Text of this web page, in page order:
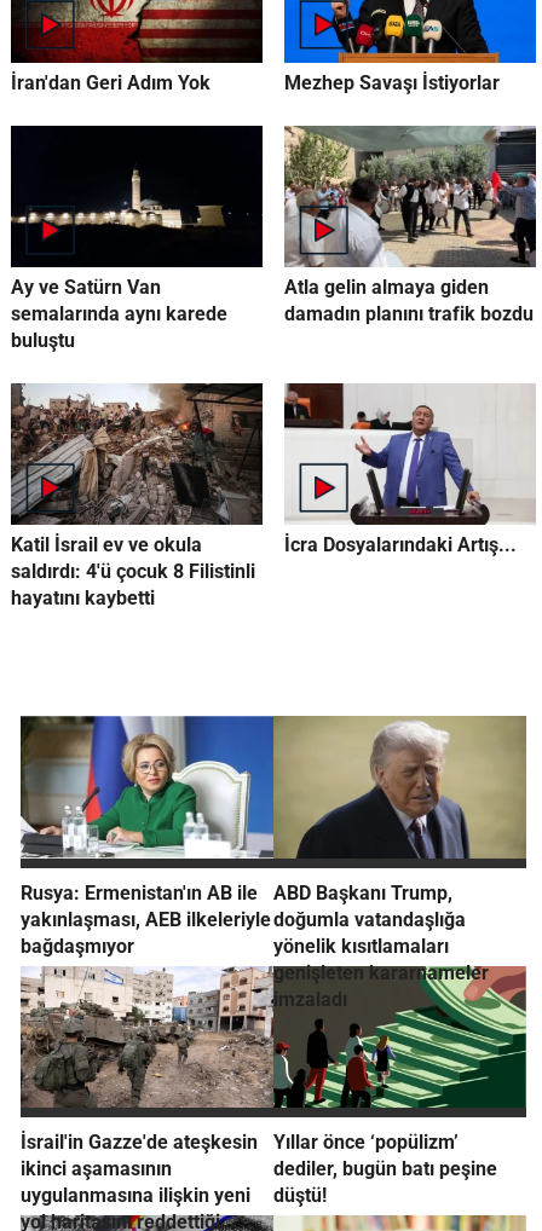
İran'dan Geri Adım Yok Mezhep Savaşı İstiyorlar
Ay ve Satürn Van
semalarında aynı karede
buluştu
Atla gelin almaya giden
damadın planını trafik bozdu
Katil İsrail ev ve okula
saldırdı: 4'ü çocuk 8 Filistinli
hayatını kaybetti
İcra Dosyalarındaki Artış...
Rusya: Ermenistan'ın AB ile
yakınlaşması, AEB ilkeleriyle
bağdaşmıyor
ABD Başkanı Trump,
doğumla vatandaşlığa
yönelik kısıtlamaları
genişleten kararnameler
imzaladı
İsrail'in Gazze'de ateşkesin
ikinci aşamasının
uygulanmasına ilişkin yeni
yol haritasını reddettiği
Yıllar önce ‘popülizm’
dediler, bugün batı peşine
düştü!